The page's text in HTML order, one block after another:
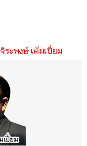
จิระพงษ์ เต็มเปี่ยม